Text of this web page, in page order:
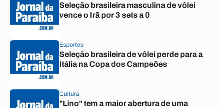
Seleção brasileira masculina de vôlei
vence o Irã por 3 sets a 0
Esportes
Seleção brasileira de vôlei perde para a
Itália na Copa dos Campeões
Cultura
"Lino" tem a maior abertura de uma